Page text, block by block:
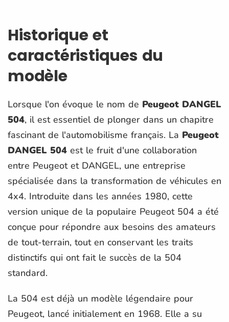
Historique et
caractéristiques du
modèle
Lorsque l'on évoque le nom de Peugeot DANGEL
504, il est essentiel de plonger dans un chapitre
fascinant de l'automobilisme français. La Peugeot
DANGEL 504 est le fruit d'une collaboration
entre Peugeot et DANGEL, une entreprise
spécialisée dans la transformation de véhicules en
4x4. Introduite dans les années 1980, cette
version unique de la populaire Peugeot 504 a été
conçue pour répondre aux besoins des amateurs
de tout-terrain, tout en conservant les traits
distinctifs qui ont fait le succès de la 504
standard.
La 504 est déjà un modèle légendaire pour
Peugeot, lancé initialement en 1968. Elle a su